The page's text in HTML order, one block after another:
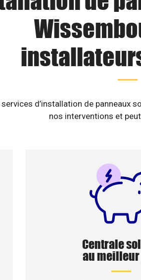
d’installation de
nos interventions et
Centrale
au